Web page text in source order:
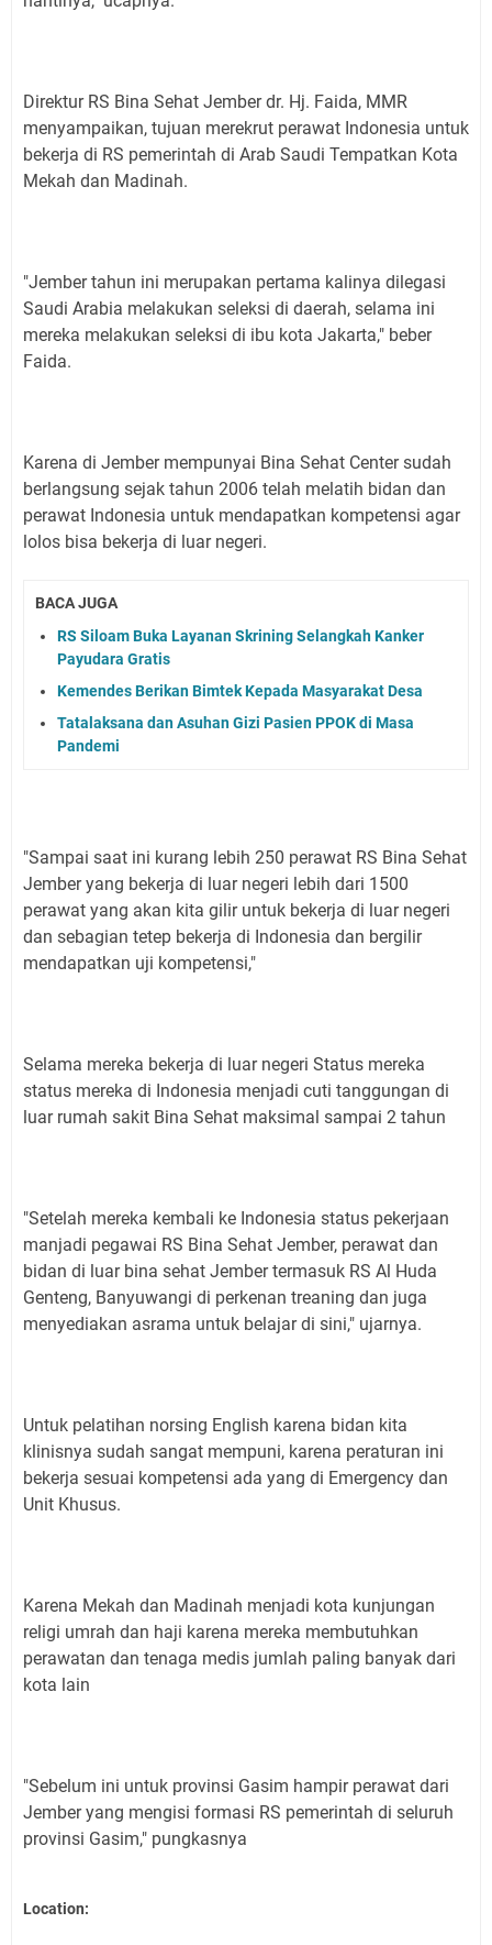
Direktur RS Bina Sehat Jember dr. Hj. Faida, MMR
menyampaikan, tujuan merekrut perawat Indonesia untuk
bekerja di RS pemerintah di Arab Saudi Tempatkan Kota
Mekah dan Madinah.
"Jember tahun ini merupakan pertama kalinya dilegasi
Saudi Arabia melakukan seleksi di daerah, selama ini
mereka melakukan seleksi di ibu kota Jakarta," beber
Faida.
Karena di Jember mempunyai Bina Sehat Center sudah
berlangsung sejak tahun 2006 telah melatih bidan dan
perawat Indonesia untuk mendapatkan kompetensi agar
lolos bisa bekerja di luar negeri.
BACA JUGA
RS Siloam Buka Layanan Skrining Selangkah Kanker
Payudara Gratis
Kemendes Berikan Bimtek Kepada Masyarakat Desa
Tatalaksana dan Asuhan Gizi Pasien PPOK di Masa
Pandemi
"Sampai saat ini kurang lebih 250 perawat RS Bina Sehat
Jember yang bekerja di luar negeri lebih dari 1500
perawat yang akan kita gilir untuk bekerja di luar negeri
dan sebagian tetep bekerja di Indonesia dan bergilir
mendapatkan uji kompetensi,"
Selama mereka bekerja di luar negeri Status mereka
status mereka di Indonesia menjadi cuti tanggungan di
luar rumah sakit Bina Sehat maksimal sampai 2 tahun
"Setelah mereka kembali ke Indonesia status pekerjaan
manjadi pegawai RS Bina Sehat Jember, perawat dan
bidan di luar bina sehat Jember termasuk RS Al Huda
Genteng, Banyuwangi di perkenan treaning dan juga
menyediakan asrama untuk belajar di sini," ujarnya.
Untuk pelatihan norsing English karena bidan kita
klinisnya sudah sangat mempuni, karena peraturan ini
bekerja sesuai kompetensi ada yang di Emergency dan
Unit Khusus.
Karena Mekah dan Madinah menjadi kota kunjungan
religi umrah dan haji karena mereka membutuhkan
perawatan dan tenaga medis jumlah paling banyak dari
kota lain
"Sebelum ini untuk provinsi Gasim hampir perawat dari
Jember yang mengisi formasi RS pemerintah di seluruh
provinsi Gasim," pungkasnya
Location: